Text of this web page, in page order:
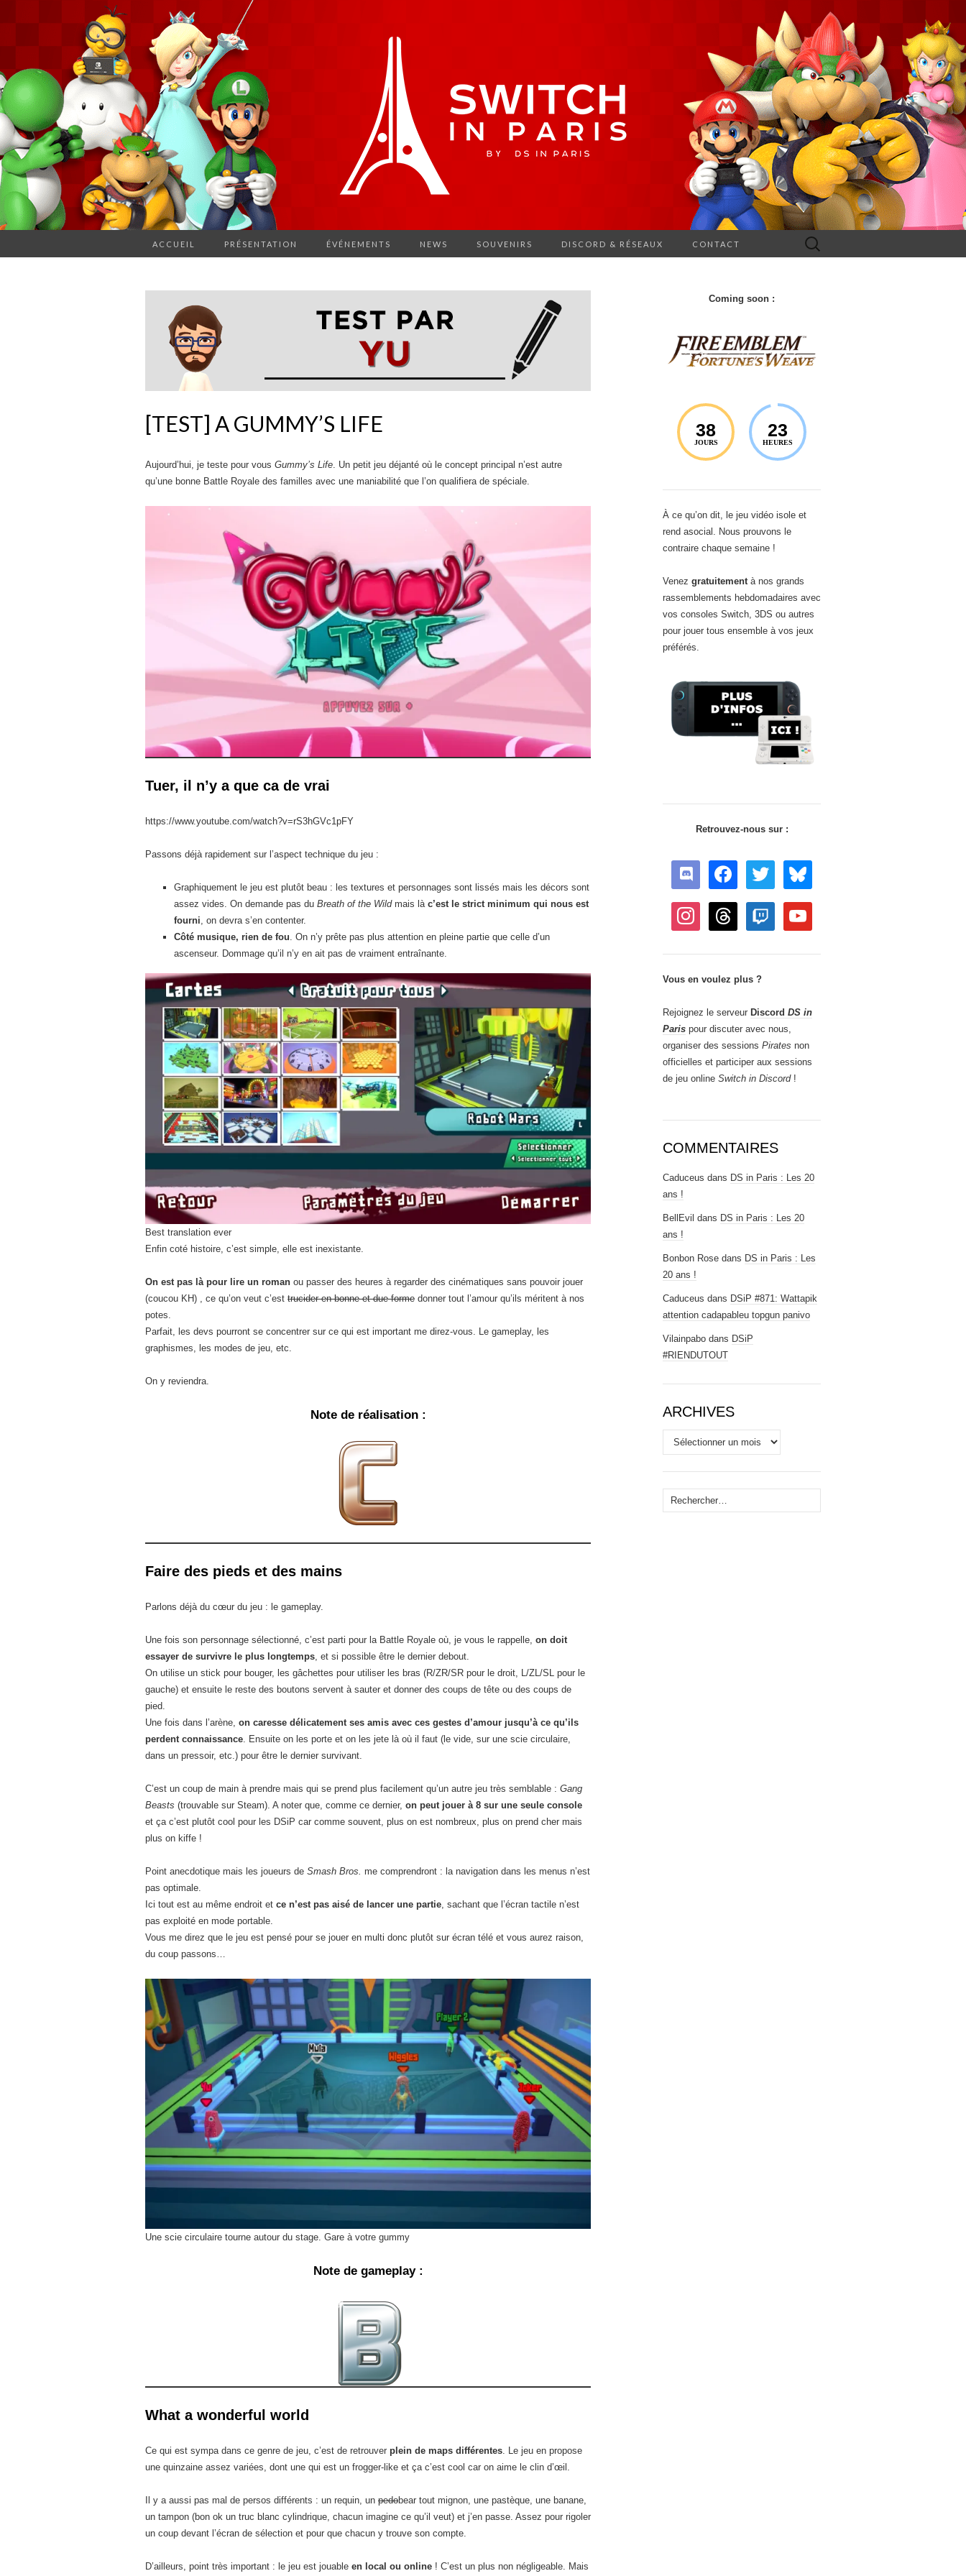
ACCUEIL PRÉSENTATION ÉVÉNEMENTS NEWS SOUVENIRS DISCORD & RÉSEAUX CONTACT Rechercher :
[TEST] A GUMMY’S LIFE
Aujourd’hui, je teste pour vous Gummy’s Life. Un petit jeu déjanté où le concept principal n’est autre
qu’une bonne Battle Royale des familles avec une maniabilité que l’on qualifiera de spéciale.
Tuer, il n’y a que ca de vrai
https://www.youtube.com/watch?v=rS3hGVc1pFY
Passons déjà rapidement sur l’aspect technique du jeu :
Graphiquement le jeu est plutôt beau : les textures et personnages sont lissés mais les décors sont
assez vides. On demande pas du Breath of the Wildmais là c’est le strict minimum qui nous est
fourni , on devra s’en contenter.
Côté musique, rien de fou . On n’y prête pas plus attention en pleine partie que celle d’un
ascenseur. Dommage qu’il n’y en ait pas de vraiment entraînante.
Best translation ever
Enfin coté histoire, c’est simple, elle est inexistante.
On est pas là pour lire un roman ou passer des heures à regarder des cinématiques sans pouvoir jouer
(coucou KH) , ce qu’on veut c’est trucider en bonne et due forme donner tout l’amour qu’ils méritent à nos
potes.
Parfait, les devs pourront se concentrer sur ce qui est important me direz-vous. Le gameplay, les
graphismes, les modes de jeu, etc.
On y reviendra.
Note de réalisation :
Faire des pieds et des mains
Parlons déjà du cœur du jeu : le gameplay.
Une fois son personnage sélectionné, c’est parti pour la Battle Royale où, je vous le rappelle, on doit
essayer de survivre le plus longtemps , et si possible être le dernier debout.
On utilise un stick pour bouger, les gâchettes pour utiliser les bras (R/ZR/SR pour le droit, L/ZL/SL pour le
gauche) et ensuite le reste des boutons servent à sauter et donner des coups de tête ou des coups de
pied.
Une fois dans l’arène, on caresse délicatement ses amis avec ces gestes d’amour jusqu’à ce qu’ils
perdent connaissance . Ensuite on les porte et on les jete là où il faut (le vide, sur une scie circulaire,
dans un pressoir, etc.) pour être le dernier survivant.
C’est un coup de main à prendre mais qui se prend plus facilement qu’un autre jeu très semblable : Gang
Beasts (trouvable sur Steam). A noter que, comme ce dernier, on peut jouer à 8 sur une seule console
et ça c’est plutôt cool pour les DSiP car comme souvent, plus on est nombreux, plus on prend cher mais
plus on kiffe !
Point anecdotique mais les joueurs de Smash Bros. me comprendront : la navigation dans les menus n’est
pas optimale.
Ici tout est au même endroit et ce n’est pas aisé de lancer une partie , sachant que l’écran tactile n’est
pas exploité en mode portable.
Vous me direz que le jeu est pensé pour se jouer en multi donc plutôt sur écran télé et vous aurez raison,
du coup passons…
Une scie circulaire tourne autour du stage. Gare à votre gummy
Note de gameplay :
What a wonderful world
Ce qui est sympa dans ce genre de jeu, c’est de retrouver plein de maps différentes. Le jeu en propose
une quinzaine assez variées, dont une qui est un frogger-like et ça c’est cool car on aime le clin d’œil.
Il y a aussi pas mal de persos différents : un requin, un pedobear tout mignon, une pastèque, une banane,
un tampon (bon ok un truc blanc cylindrique, chacun imagine ce qu’il veut) et j’en passe. Assez pour rigoler
un coup devant l’écran de sélection et pour que chacun y trouve son compte.
D’ailleurs, point très important : le jeu est jouable en local ou online ! C’est un plus non négligeable. Mais
Coming soon :
38
JOURS
23
HEURES
À ce qu’on dit, le jeu vidéo isole et
rend asocial. Nous prouvons le
contraire chaque semaine !
Venez gratuitementà nos grands
rassemblements hebdomadaires avec
vos consoles Switch, 3DS ou autres
pour jouer tous ensemble à vos jeux
préférés.
Retrouvez-nous sur :
discord facebook twitter bluesky
instagram threads twitch youtube
Vous en voulez plus ?
Rejoignez le serveur Discord DS in
Paris pour discuter avec nous,
organiser des sessions Pirates non
officielles et participer aux sessions
de jeu online Switch in Discord!
COMMENTAIRES
Caduceus dans DS in Paris : Les 20
ans !
BellEvil dans DS in Paris : Les 20
ans !
Bonbon Rose dans DS in Paris : Les
20 ans !
Caduceus dans DSiP #871: Wattapik
attention cadapableu topgun panivo
Vilainpabo dans DSiP
#RIENDUTOUT
ARCHIVES
Archives
Rechercher :